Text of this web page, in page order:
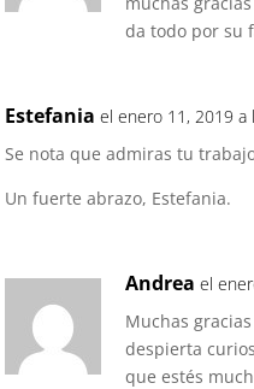
da todo por su
Estefania el enero 11, 2019 a
Se nota que admiras tu
Un fuerte abrazo, Estefania.
Andrea el
Muchas
despierta
que estés